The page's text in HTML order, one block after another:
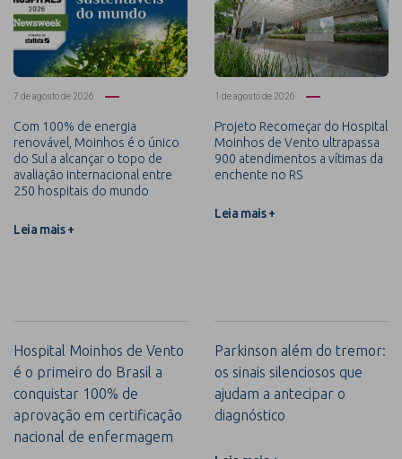
7 de agosto de 2026
Com 100% de energia
renovável, Moinhos é o único
do Sul a alcançar o topo de
avaliação internacional entre
250 hospitais do mundo
Leia mais +
1 de agosto de 2026
Projeto Recomeçar do Hospital
Moinhos de Vento ultrapassa
900 atendimentos a vítimas da
enchente no RS
Leia mais +
Hospital Moinhos de Vento
é o primeiro do Brasil a
conquistar 100% de
aprovação em certificação
nacional de enfermagem
Parkinson além do tremor:
os sinais silenciosos que
ajudam a antecipar o
diagnóstico